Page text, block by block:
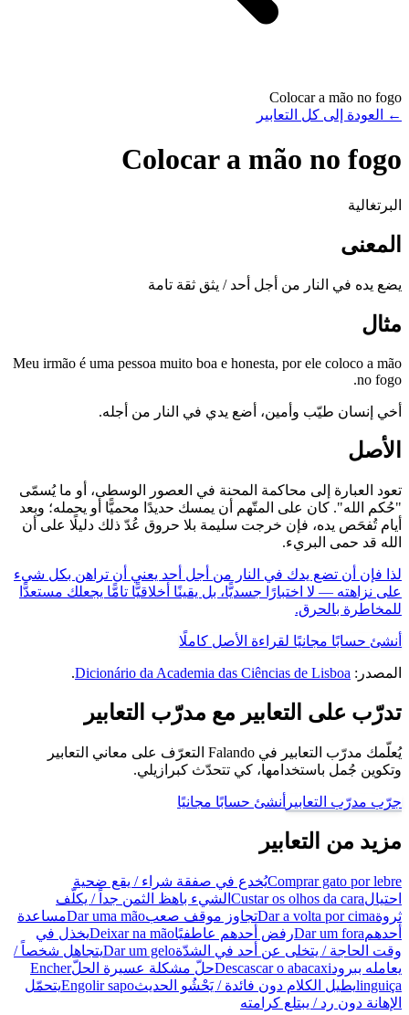
Colocar a mão no fogo
←
العودة إلى كل التعابير
Colocar a mão no fogo
البرتغالية
المعنى
يضع يده في النار من أجل أحد / يثق ثقة تامة
مثال
Meu irmão é uma pessoa muito boa e honesta, por ele coloco a mão
no fogo.
أخي إنسان طيّب وأمين، أضع يدي في النار من أجله.
الأصل
تعود العبارة إلى محاكمة المحنة في العصور الوسطى، أو ما يُسمّى
"حُكم الله". كان على المتّهم أن يمسك حديدًا محميًّا أو يحمله؛ وبعد
أيام تُفحَص يده، فإن خرجت سليمة بلا حروق عُدّ ذلك دليلًا على أن
الله قد حمى البريء.
لذا فإن أن تضع يدك في النار من أجل أحد يعني أن تراهن بكل شيء
على نزاهته — لا اختبارًا جسديًّا، بل يقينًا أخلاقيًّا تامًّا يجعلك مستعدًّا
للمخاطرة بالحرق.
أنشئ حسابًا مجانيًا لقراءة الأصل كاملًا
المصدر: Dicionário da Academia das Ciências de Lisboa
.
تدرّب على التعابير مع مدرّب التعابير
يُعلّمك مدرّب التعابير في Falando التعرّف على معاني التعابير
وتكوين جُمل باستخدامها، كي تتحدّث كبرازيلي.
جرّب مدرّب التعابير أنشئ حسابًا مجانيًا
مزيد من التعابير
Comprar gato por lebreيُخدع في صفقة شراء / يقع ضحية
احتيالCustar os olhos da cara الشيء باهظ الثمن جداً / يكلّف
ثروةDar a volta por cimaتجاوز موقف صعبDar uma mãoمساعدة
أحدهمDar um foraرفض أحدهم عاطفيًاDeixar na mãoيخذل في
وقت الحاجة / يتخلى عن أحد في الشدّةDar um geloيتجاهل شخصاً /
يعامله ببرودDescascar o abacaxiحلّ مشكلة عسيرة الحلّEncher
linguiçaيطيل الكلام دون فائدة / يَحْشُو الحديثEngolir sapoيتحمّل
الإهانة دون رد / يبتلع كرامته